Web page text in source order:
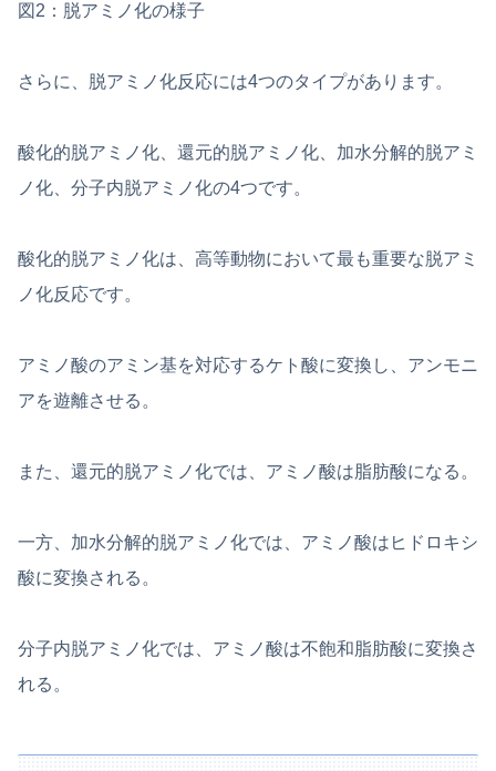
図2：脱アミノ化の様子
さらに、脱アミノ化反応には4つのタイプがあります。
酸化的脱アミノ化、還元的脱アミノ化、加水分解的脱アミ
ノ化、分子内脱アミノ化の4つです。
酸化的脱アミノ化は、高等動物において最も重要な脱アミ
ノ化反応です。
アミノ酸のアミン基を対応するケト酸に変換し、アンモニ
アを遊離させる。
また、還元的脱アミノ化では、アミノ酸は脂肪酸になる。
一方、加水分解的脱アミノ化では、アミノ酸はヒドロキシ
酸に変換される。
分子内脱アミノ化では、アミノ酸は不飽和脂肪酸に変換さ
れる。